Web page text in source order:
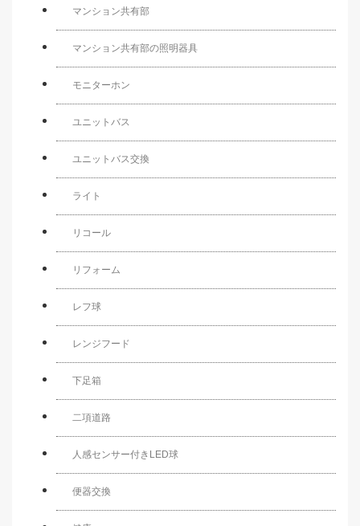
マンション共有部
マンション共有部の照明器具
モニターホン
ユニットバス
ユニットバス交換
ライト
リコール
リフォーム
レフ球
レンジフード
下足箱
二項道路
人感センサー付きLED球
便器交換